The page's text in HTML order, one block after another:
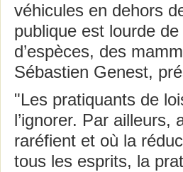
véhicules en dehors
publique est lourde
d’espèces, des
Sébastien Genest,
"Les pratiquants de
l’ignorer. Par ailleurs,
raréfient et où la
tous les esprits, la